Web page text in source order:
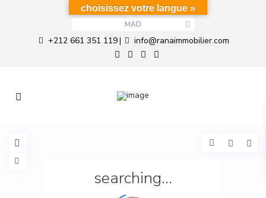
MAD
+212 661 351 119| info@ranaimmobilier.com
searching...
choisissez votre langue »